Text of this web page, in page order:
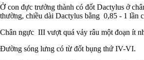
Ở con đực trưởng thành có đốt Dactylus ở
thường, chiều dài Dactylus bằng 0,85 - 1 lần
Chân ngực III vượt quá vảy râu một đoạn ít
Đường sóng lưng có từ đốt bụng thứ IV-VI.